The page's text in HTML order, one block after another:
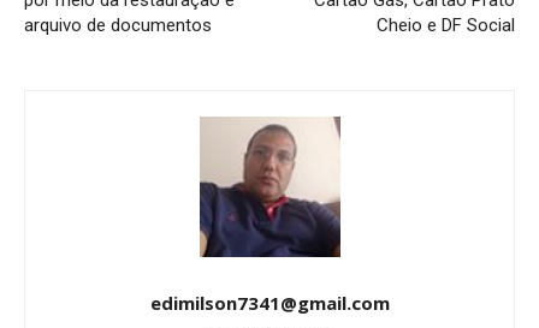
arquivo de documentos
Cheio e DF Social
edimilson7341@gmail.com